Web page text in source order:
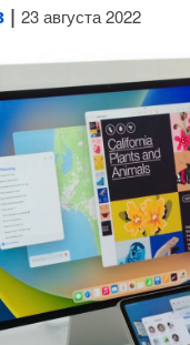
| 23 августа 2022